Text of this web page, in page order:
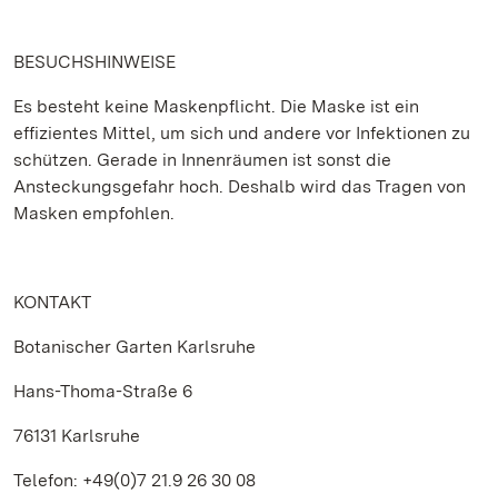
BESUCHSHINWEISE
Es besteht keine Maskenpflicht. Die Maske ist ein
effizientes Mittel, um sich und andere vor Infektionen zu
schützen. Gerade in Innenräumen ist sonst die
Ansteckungsgefahr hoch. Deshalb wird das Tragen von
Masken empfohlen.
KONTAKT
Botanischer Garten Karlsruhe
Hans-Thoma-Straße 6
76131 Karlsruhe
Telefon: +49(0)7 21.9 26 30 08